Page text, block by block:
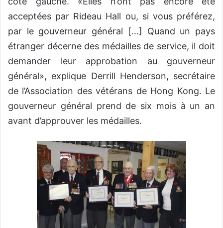
acceptées par Rideau Hall ou, si vous préférez,
par le gouverneur général […] Quand un pays
étranger décerne des médailles de service, il doit
demander leur approbation au gouverneur
général», explique Derrill Henderson, secrétaire
de l’Association des vétérans de Hong Kong. Le
gouverneur général prend de six mois à un an
avant d’approuver les médailles.